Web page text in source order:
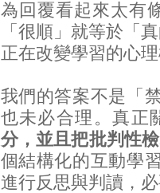
為回覆看起來太有
「很順」就等於「
正在改變學習的心
我們的答案不是「
也未必合理。真正
分，並且把批判性
個結構化的互動學
進行反思與判讀，